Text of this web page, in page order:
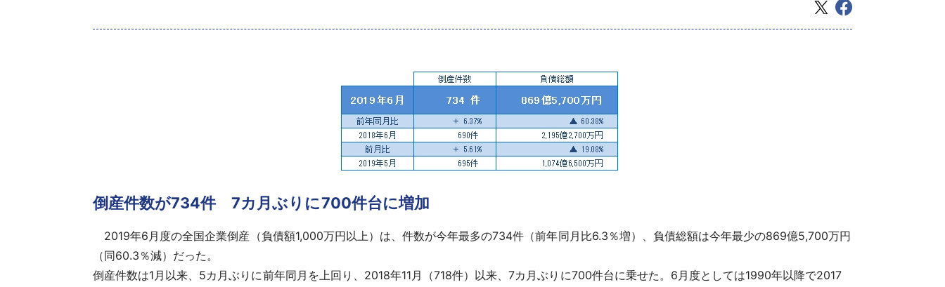
倒産件数が734件 7カ月ぶりに700件台に増加
2019年6月度の全国企業倒産（負債額1,000万円以上）は、件数が今年最多の734件（前年同月比6.3％増）、負債総額は今年最少の869億5,700万円
（同60.3％減）だった。
倒産件数は1月以来、5カ月ぶりに前年同月を上回り、2018年11月（718件）以来、7カ月ぶりに700件台に乗せた。6月度としては1990年以降で2017